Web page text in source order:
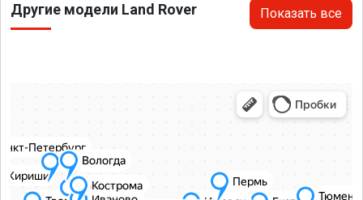
Другие модели Land Rover Показать все